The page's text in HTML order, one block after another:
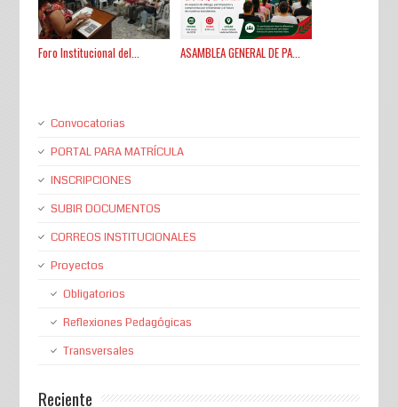
Foro Institucional del... ASAMBLEA GENERAL DE PA...
Convocatorias
PORTAL PARA MATRÍCULA
INSCRIPCIONES
SUBIR DOCUMENTOS
CORREOS INSTITUCIONALES
Proyectos
Obligatorios
Reflexiones Pedagógicas
Transversales
Reciente